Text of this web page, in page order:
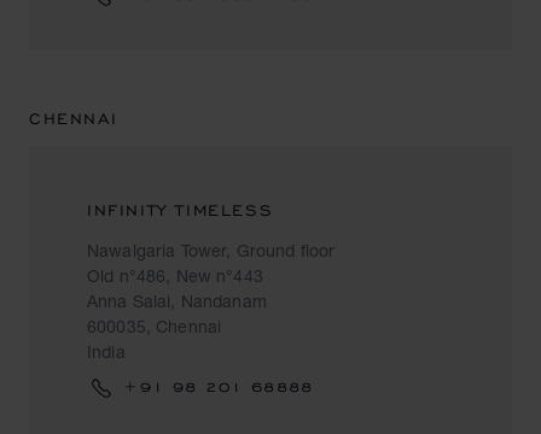
CHENNAI
INFINITY TIMELESS
Nawalgaria Tower, Ground floor
Old n°486, New n°443
Anna Salai, Nandanam
600035, Chennai
India
+91 98 201 68888